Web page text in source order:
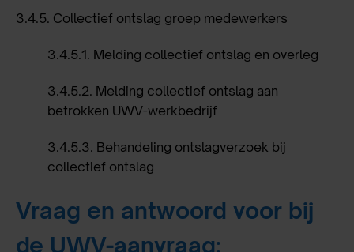
3.4.5. Collectief ontslag groep medewerkers
3.4.5.1. Melding collectief ontslag en overleg
3.4.5.2. Melding collectief ontslag aan
betrokken UWV-werkbedrijf
3.4.5.3. Behandeling ontslagverzoek bij
collectief ontslag
Vraag en antwoord voor bij
de UWV-aanvraag: